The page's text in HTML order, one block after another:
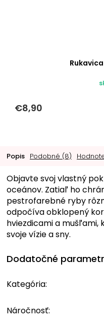
€8,90
Popis Podobné (8)
Objavte svoj vlastný
oceánov. Zatiaľ ho
pestrofarebné ryby
odpočíva obklopený
hviezdicami a mušľami,
svoje vízie a sny.
Dodatočné
Kategória:
Náročnosť: